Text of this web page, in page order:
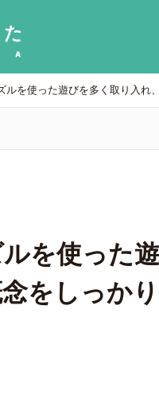
ルを使った遊びを多く取り入れ
を使った
をしっか